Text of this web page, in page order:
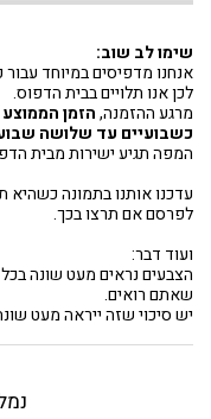
שימו לב שוב:
אנחנו מדפיסים במיוחד
לכן אנו תלויים בבית הדפוס.
מרגע ההזמנה,הזמן הממוצע
כשבועיים עד שלושה
המפה תגיע ישירות מבית
עדכנו אותנו בתמונה כשהיא
לפרסם אם תרצו בכך.
ועוד דבר:
הצבעים נראים מעט שונה בכל
שאתם רואים.
יש סיכוי שזה ייראה מעט